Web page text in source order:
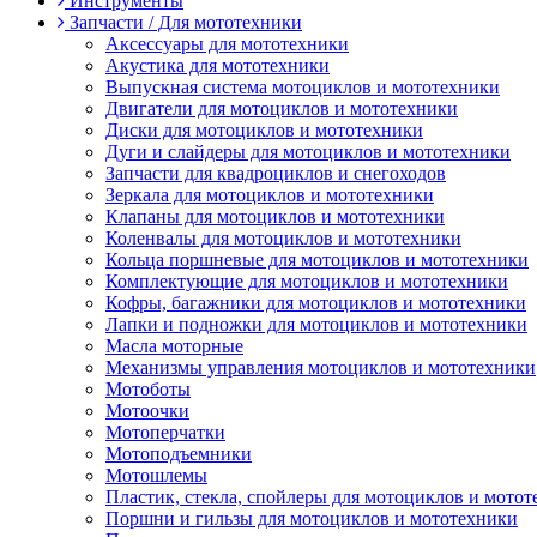
Запчасти / Для мототехники
Аксессуары для мототехники
Акустика для мототехники
Выпускная система мотоциклов и мототехники
Двигатели для мотоциклов и мототехники
Диски для мотоциклов и мототехники
Дуги и слайдеры для мотоциклов и мототехники
Запчасти для квадроциклов и снегоходов
Зеркала для мотоциклов и мототехники
Клапаны для мотоциклов и мототехники
Коленвалы для мотоциклов и мототехники
Кольца поршневые для мотоциклов и мототехники
Комплектующие для мотоциклов и мототехники
Кофры, багажники для мотоциклов и мототехники
Лапки и подножки для мотоциклов и мототехники
Масла моторные
Механизмы управления мотоциклов и мототехники
Мотоботы
Мотоочки
Мотоперчатки
Мотоподъемники
Мотошлемы
Пластик, стекла, спойлеры для мотоциклов и
Поршни и гильзы для мотоциклов и мототехники